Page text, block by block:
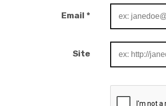
Email *
Site